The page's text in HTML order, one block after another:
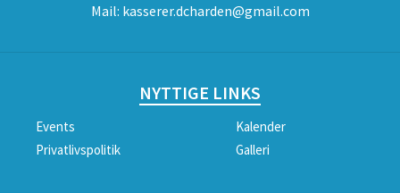
Mail: kasserer.dcharden@gmail.com
NYTTIGE LINKS
Events
Kalender
Privatlivspolitik
Galleri